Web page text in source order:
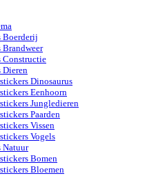
Boerderij
Constructie
Dieren
Dinosaurus
Eenhoorn
Jungledieren
Paarden
Vissen
Vogels
Natuur
Bomen
Bloemen